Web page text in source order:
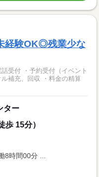
経験OK◎残業少な
補充、回収 ・料金の精算
ター
歩 15分）
8時間00分 ...